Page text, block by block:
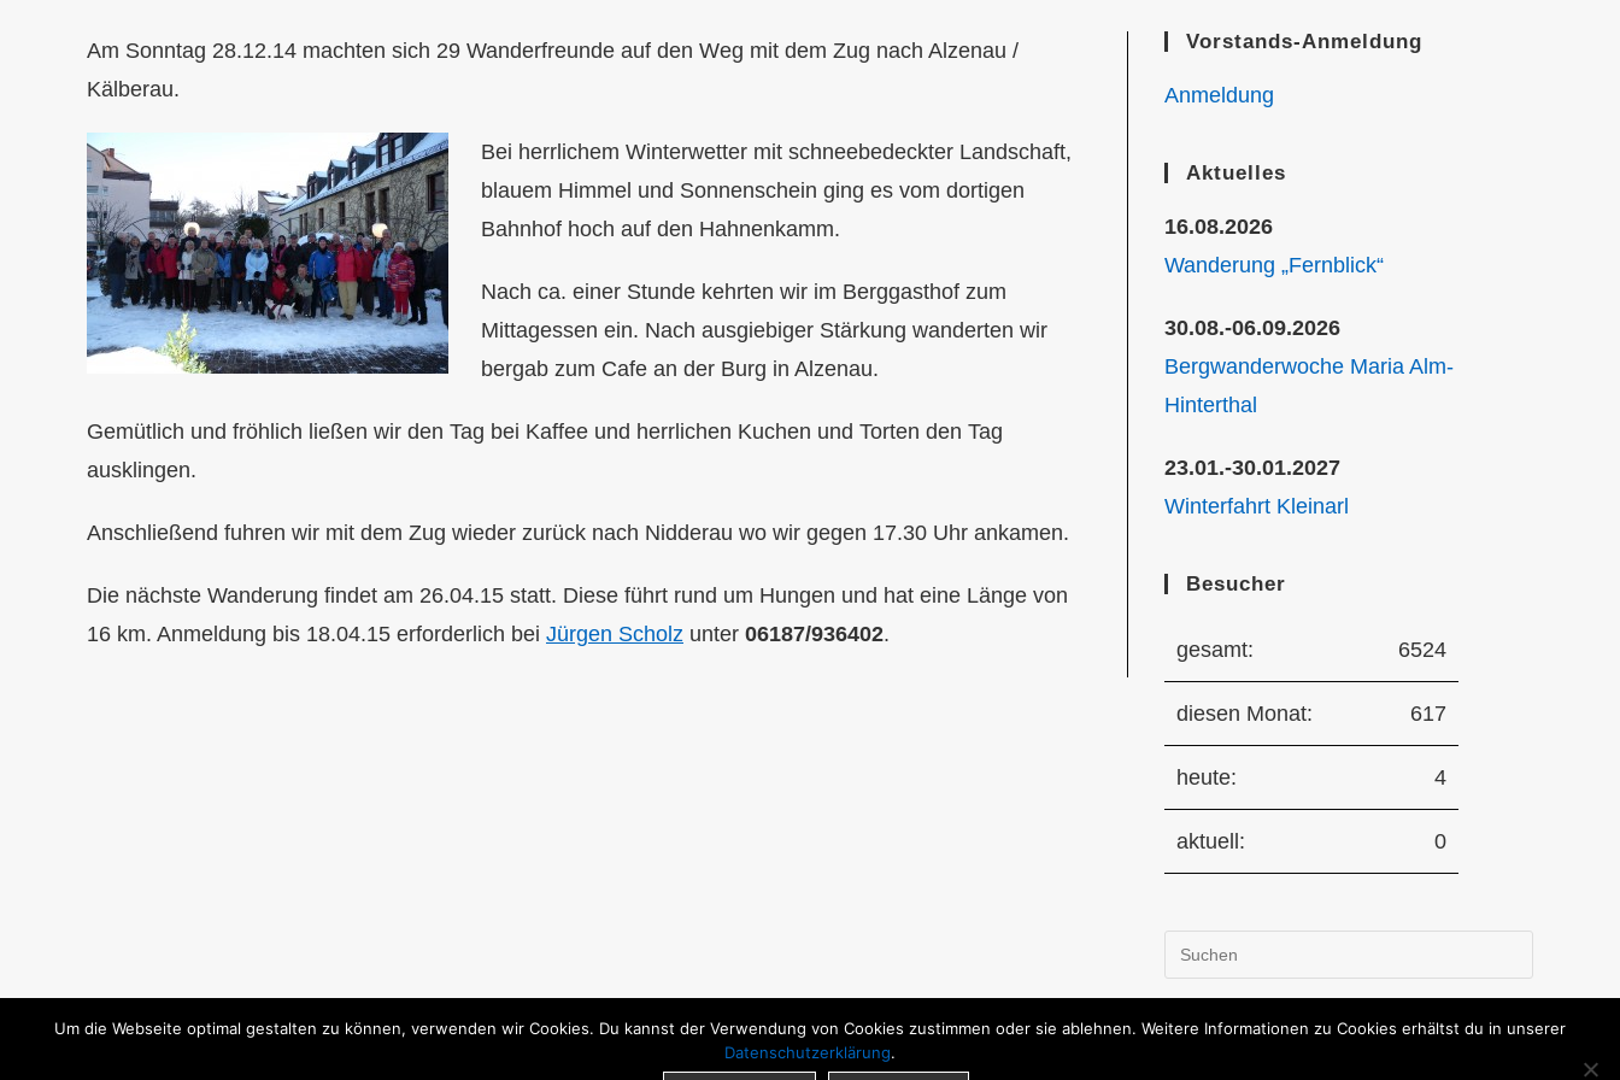
Am Sonntag 28.12.14 machten sich 29 Wanderfreunde auf den Weg mit dem Zug nach Alzenau /
Kälberau.
Bei herrlichem Winterwetter mit schneebedeckter Landschaft,
blauem Himmel und Sonnenschein ging es vom dortigen
Bahnhof hoch auf den Hahnenkamm.
Nach ca. einer Stunde kehrten wir im Berggasthof zum
Mittagessen ein. Nach ausgiebiger Stärkung wanderten wir
bergab zum Cafe an der Burg in Alzenau.
Gemütlich und fröhlich ließen wir den Tag bei Kaffee und herrlichen Kuchen und Torten den Tag
ausklingen.
Anschließend fuhren wir mit dem Zug wieder zurück nach Nidderau wo wir gegen 17.30 Uhr ankamen.
Die nächste Wanderung findet am 26.04.15 statt. Diese führt rund um Hungen und hat eine Länge von
16 km. Anmeldung bis 18.04.15 erforderlich bei Jürgen Scholz unter 06187/936402.
Vorstands-Anmeldung
Anmeldung
Aktuelles
16.08.2026
Wanderung „Fernblick“
30.08.-06.09.2026
Bergwanderwoche Maria Alm-
Hinterthal
23.01.-30.01.2027
Winterfahrt Kleinarl
Besucher
gesamt: 6524
diesen Monat: 617
heute: 4
aktuell: 0
Escape
to
close
Um die Webseite optimal gestalten zu können, verwenden wir Cookies. Du kannst der Verwendung von Cookies zustimmen oder sie ablehnen. Weitere Informationen zu Cookies erhältst du in unserer
Datenschutzerklärung.